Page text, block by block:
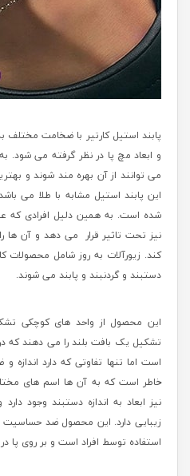
پابند استیل کارتیر با ضخامت
و ابعاد مچ پا در نظر گرفته می شود.
می توانند از آن بهره مند شوند و
این پابند استیل مشابه با طلا می
شده است. به همین دلیل افرادی که
نیز تحت تاثیر قرار می دهد و آن ها
کند. زیورآلات به روز شامل محصولات
دستبند و گردنبند و پابند می شوند.
این محصول از واحد های کوچکی
تشکیل یک بافت بلند را می دهند که
است اما تنها تفاوتی که دارد
خاطر است که به آن ها اسم های
نیز ابعاد به اندازه دستبند وجود
زیبایی دارد. این محصول ضد
استفاده توسط افراد است و بر روی پا